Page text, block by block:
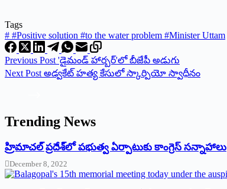
Tags
# #Positive solution #to the water problem #Minister Uttam
Previous Post 'డైమండ్ హార్బర్‌'లో బీజేపీ అడుగు
Next Post అడ్వకేట్ హత్య కేసులో స్కార్పియో స్వాధీనం
Trending News
‌హ్రిమాచల్‌ ‌ప్రదేశ్‌లో పభుత్వ ఏర్పాటుకు కాంగ్రెస్‌ ‌సన్నాహాలు
December 8, 2022